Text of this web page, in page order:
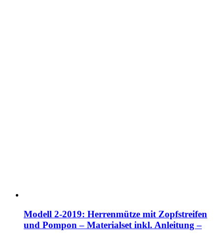
Modell 2-2019: Herrenmütze mit Zopfstreifen
und Pompon – Materialset inkl. Anleitung –